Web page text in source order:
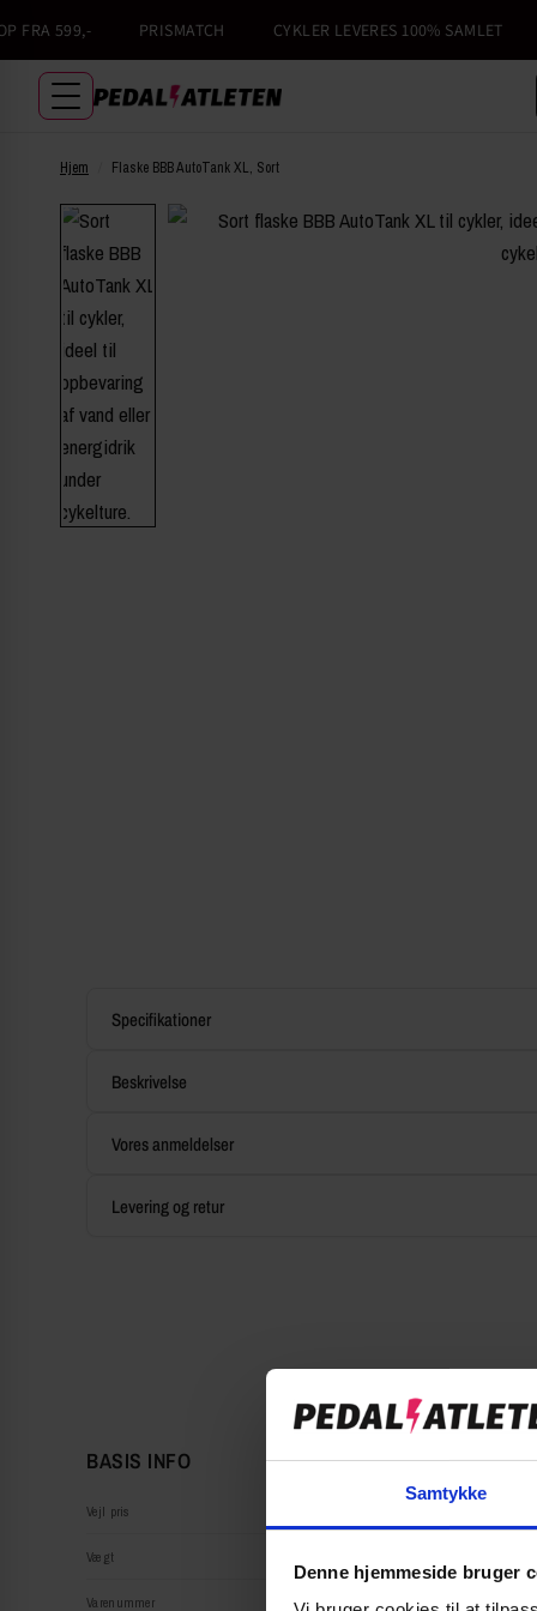
Samtykke
Denne hjemmeside bruger
599,- PRISMATCH CYKLER LEVERES 100% SAMLET
Hjem Flaske BBB AutoTank XL, Sort
Specifikationer
Beskrivelse
Vores anmeldelser
Levering og retur
BASIS INFO
Vejl pris
Vægt
Varenummer